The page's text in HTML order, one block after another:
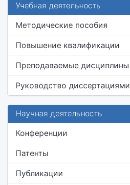
Учебная деятельность
Методические пособия
Повышение квалификации
Преподаваемые дисциплины
Руководство диссертациями
Научная деятельность
Конференции
Патенты
Публикации